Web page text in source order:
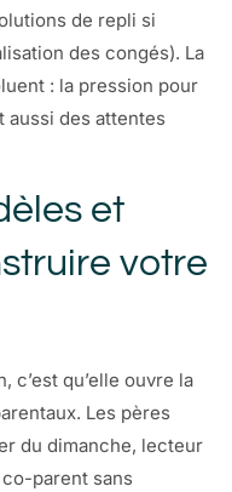
de repli si
des congés). La
: la pression pour
aussi des attentes
et
votre
c’est qu’elle ouvre la
Les pères
du dimanche, lecteur
parent sans